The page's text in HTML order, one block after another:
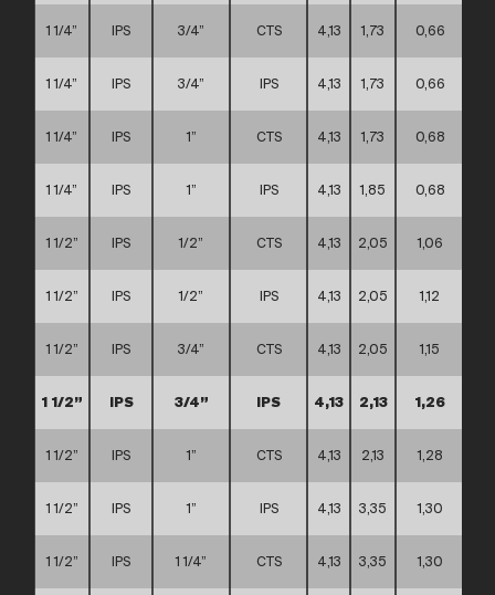
1 1/4” IPS 3/4” CTS 4,13 1,73 0,66
1 1/4” IPS 3/4” IPS 4,13 1,73 0,66
1 1/4” IPS 1” CTS 4,13 1,73 0,68
1 1/4” IPS 1” IPS 4,13 1,85 0,68
1 1/2” IPS 1/2” CTS 4,13 2,05 1,06
1 1/2” IPS 1/2” IPS 4,13 2,05 1,12
1 1/2” IPS 3/4” CTS 4,13 2,05 1,15
1 1/2” IPS 3/4” IPS 4,13 2,13 1,26
1 1/2” IPS 1” CTS 4,13 2,13 1,28
1 1/2” IPS 1” IPS 4,13 3,35 1,30
1 1/2” IPS 1 1/4” CTS 4,13 3,35 1,30